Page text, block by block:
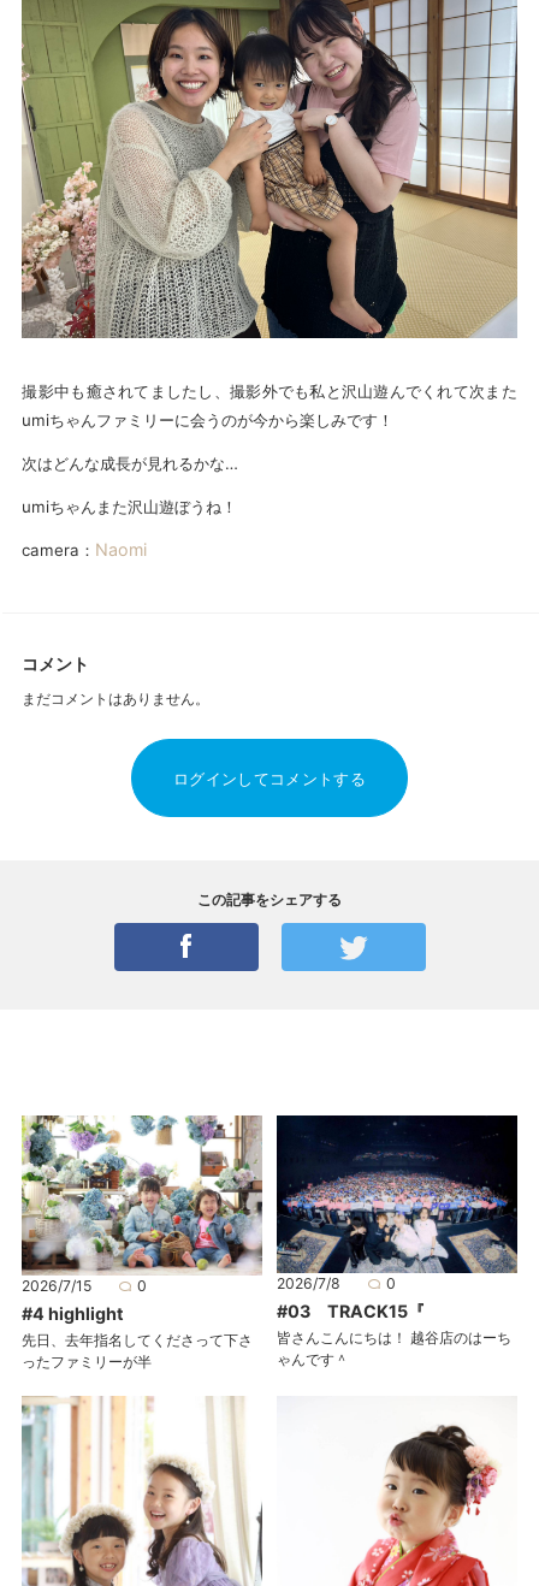
撮影中も癒されてましたし、撮影外でも私と沢山遊んでくれて次また
umiちゃんファミリーに会うのが今から楽しみです！
次はどんな成長が見れるかな…
umiちゃんまた沢山遊ぼうね！
camera： Naomi
コメント
まだコメントはありません。
ログインしてコメントする
この記事をシェアする
2026/7/15 0
#4 highlight
先日、去年指名してくださって下さ
ったファミリーが半
2026/7/8 0
#03 TRACK15『
皆さんこんにちは！ 越谷店のはーち
ゃんです＾